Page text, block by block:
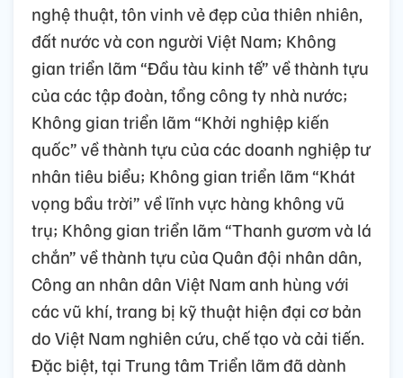
nghệ thuật, tôn vinh vẻ đẹp của thiên nhiên,
đất nước và con người Việt Nam; Không
gian triển lãm “Đầu tàu kinh tế” về thành tựu
của các tập đoàn, tổng công ty nhà nước;
Không gian triển lãm “Khởi nghiệp kiến
quốc” về thành tựu của các doanh nghiệp tư
nhân tiêu biểu; Không gian triển lãm “Khát
vọng bầu trời” về lĩnh vực hàng không vũ
trụ; Không gian triển lãm “Thanh gươm và lá
chắn” về thành tựu của Quân đội nhân dân,
Công an nhân dân Việt Nam anh hùng với
các vũ khí, trang bị kỹ thuật hiện đại cơ bản
do Việt Nam nghiên cứu, chế tạo và cải tiến.
Đặc biệt, tại Trung tâm Triển lãm đã dành